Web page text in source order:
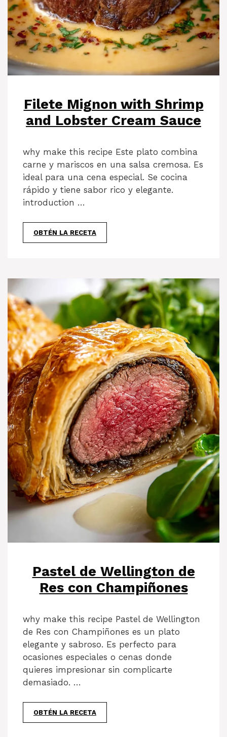
Filete Mignon with Shrimp
and Lobster Cream Sauce
why make this recipe Este plato combina
carne y mariscos en una salsa cremosa. Es
ideal para una cena especial. Se cocina
rápido y tiene sabor rico y elegante.
introduction …
OBTÉN LA RECETA
Pastel de Wellington de
Res con Champiñones
why make this recipe Pastel de Wellington
de Res con Champiñones es un plato
elegante y sabroso. Es perfecto para
ocasiones especiales o cenas donde
quieres impresionar sin complicarte
demasiado. …
OBTÉN LA RECETA